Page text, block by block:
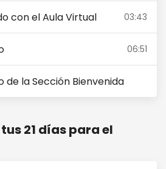
con el Aula Virtual 03:43
06:51
de la Sección Bienvenida
21 días para el